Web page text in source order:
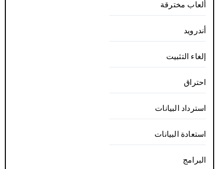
ألعاب مخترقة
أندرويد
إلغاء التثبيت
احتراق
استرداد البيانات
استعادة البيانات
البرامج